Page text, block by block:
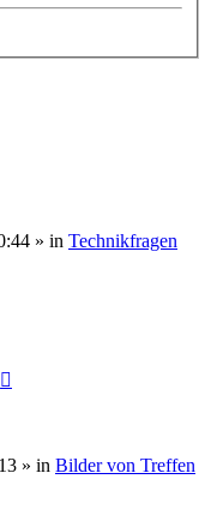
» in Technikfragen
» in Bilder von Treffen